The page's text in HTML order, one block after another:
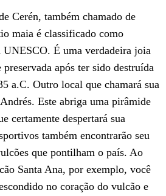
Cerén, também chamado de
maia é classificado como
É uma verdadeira joia
após ter sido destruída
a.C. Outro local que chamará sua
Este abriga uma pirâmide
certamente despertará sua
também encontrarão seu
que pontilham o país. Ao
Santa Ana, por exemplo, você
no coração do vulcão e